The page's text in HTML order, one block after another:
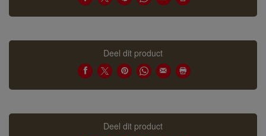
Deel dit product
Deel dit product